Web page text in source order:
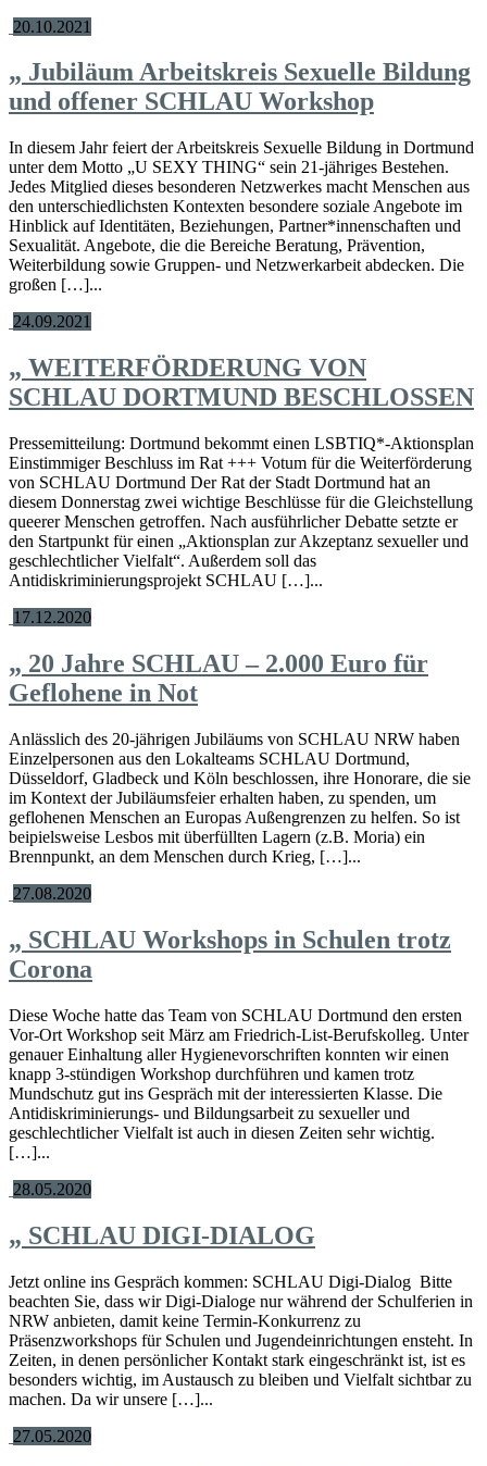
20.10.2021
„ Jubiläum Arbeitskreis Sexuelle Bildung
und offener SCHLAU Workshop
In diesem Jahr feiert der Arbeitskreis Sexuelle Bildung in Dortmund
unter dem Motto „U SEXY THING“ sein 21-jähriges Bestehen.
Jedes Mitglied dieses besonderen Netzwerkes macht Menschen aus
den unterschiedlichsten Kontexten besondere soziale Angebote im
Hinblick auf Identitäten, Beziehungen, Partner*innenschaften und
Sexualität. Angebote, die die Bereiche Beratung, Prävention,
Weiterbildung sowie Gruppen- und Netzwerkarbeit abdecken. Die
großen […]...
24.09.2021
„ WEITERFÖRDERUNG VON
SCHLAU DORTMUND BESCHLOSSEN
Pressemitteilung: Dortmund bekommt einen LSBTIQ*-Aktionsplan
Einstimmiger Beschluss im Rat +++ Votum für die Weiterförderung
von SCHLAU Dortmund Der Rat der Stadt Dortmund hat an
diesem Donnerstag zwei wichtige Beschlüsse für die Gleichstellung
queerer Menschen getroffen. Nach ausführlicher Debatte setzte er
den Startpunkt für einen „Aktionsplan zur Akzeptanz sexueller und
geschlechtlicher Vielfalt“. Außerdem soll das
Antidiskriminierungsprojekt SCHLAU […]...
17.12.2020
„ 20 Jahre SCHLAU – 2.000 Euro für
Geflohene in Not
Anlässlich des 20-jährigen Jubiläums von SCHLAU NRW haben
Einzelpersonen aus den Lokalteams SCHLAU Dortmund,
Düsseldorf, Gladbeck und Köln beschlossen, ihre Honorare, die sie
im Kontext der Jubiläumsfeier erhalten haben, zu spenden, um
geflohenen Menschen an Europas Außengrenzen zu helfen. So ist
beipielsweise Lesbos mit überfüllten Lagern (z.B. Moria) ein
Brennpunkt, an dem Menschen durch Krieg, […]...
27.08.2020
„ SCHLAU Workshops in Schulen trotz
Corona
Diese Woche hatte das Team von SCHLAU Dortmund den ersten
Vor-Ort Workshop seit März am Friedrich-List-Berufskolleg. Unter
genauer Einhaltung aller Hygienevorschriften konnten wir einen
knapp 3-stündigen Workshop durchführen und kamen trotz
Mundschutz gut ins Gespräch mit der interessierten Klasse. Die
Antidiskriminierungs- und Bildungsarbeit zu sexueller und
geschlechtlicher Vielfalt ist auch in diesen Zeiten sehr wichtig.
[…]...
28.05.2020
„ SCHLAU DIGI-DIALOG
Jetzt online ins Gespräch kommen: SCHLAU Digi-Dialog Bitte
beachten Sie, dass wir Digi-Dialoge nur während der Schulferien in
NRW anbieten, damit keine Termin-Konkurrenz zu
Präsenzworkshops für Schulen und Jugendeinrichtungen ensteht. In
Zeiten, in denen persönlicher Kontakt stark eingeschränkt ist, ist es
besonders wichtig, im Austausch zu bleiben und Vielfalt sichtbar zu
machen. Da wir unsere […]...
27.05.2020